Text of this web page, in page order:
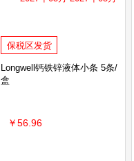
保税区发货
Longwell钙铁锌液体小条 5条/
盒
￥56.96